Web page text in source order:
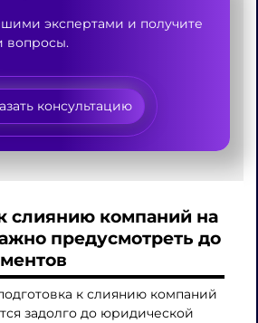
экспертами и получите
вопросы.
консультацию
слиянию компаний на
предусмотреть до
к слиянию компаний
задолго до юридической